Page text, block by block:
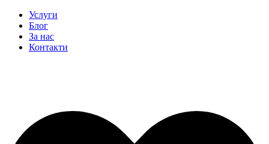
Услуги
Блог
За нас
Контакти